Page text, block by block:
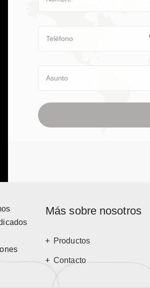
Más sobre nosotros
Productos
Contacto